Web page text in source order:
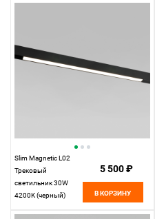
Slim Magnetic L02
Трековый
светильник 30W
4200K (черный)
5 500 ₽
В КОРЗИНУ